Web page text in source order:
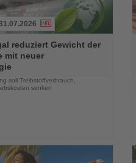
reduziert Gewicht der
mit neuer
soll Treibstoffverbrauch,
senken